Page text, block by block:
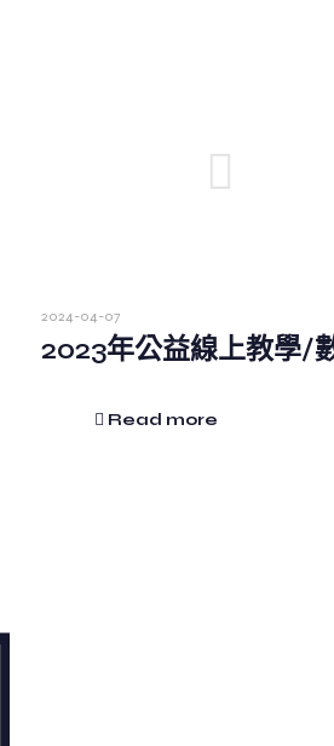
2024-04-07
2023年公益線上教學/
Read more